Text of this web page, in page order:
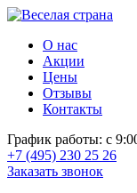
О нас
Акции
Цены
Отзывы
Контакты
График работы: с
+7 (495) 230 25 26
Заказать звонок